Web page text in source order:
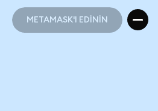
METAMASK'I EDİNİN